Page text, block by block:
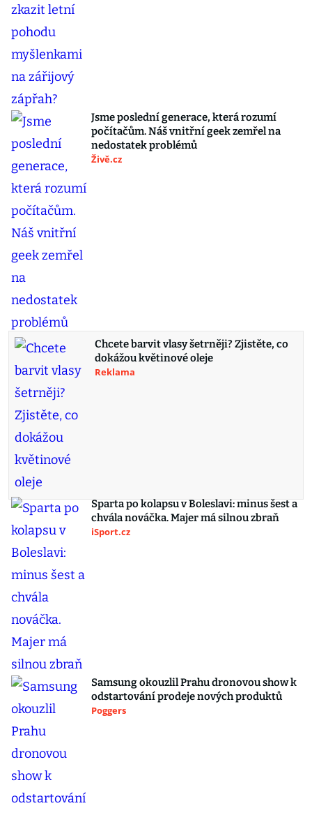
Jsme poslední generace, která rozumí
počítačům. Náš vnitřní geek zemřel na
nedostatek problémů
Živě.cz
Chcete barvit vlasy šetrněji? Zjistěte, co
dokážou květinové oleje
Reklama
Sparta po kolapsu v Boleslavi: minus šest a
chvála nováčka. Majer má silnou zbraň
iSport.cz
Samsung okouzlil Prahu dronovou show k
odstartování prodeje nových produktů
Poggers